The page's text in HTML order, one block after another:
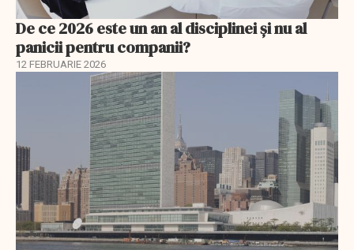
De ce 2026 este un an al disciplinei și nu al
panicii pentru companii?
12 FEBRUARIE 2026